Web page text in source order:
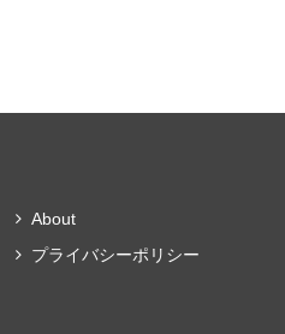
About
プライバシーポリシー